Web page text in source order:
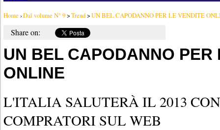
Home ›Dal volume N° 9>Trend>UN BEL CAPODANNO PER LE VENDITE
Share on:
UN BEL CAPODANNO PER
ONLINE
L'ITALIA SALUTERÀ IL 2013
COMPRATORI SUL WEB